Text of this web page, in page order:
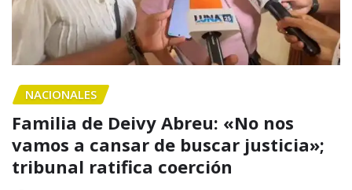
NACIONALES
Familia de Deivy Abreu: «No nos
vamos a cansar de buscar justicia»;
tribunal ratifica coerción